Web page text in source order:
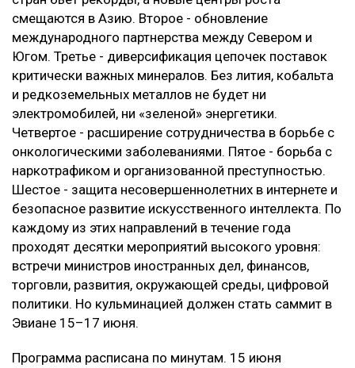
смещаются в Азию. Второе - обновление
международного партнерства между Севером и
Югом. Третье - диверсификация цепочек поставок
критически важных минералов. Без лития, кобальта
и редкоземельных металлов не будет ни
электромобилей, ни «зеленой» энергетики.
Четвертое - расширение сотрудничества в борьбе с
онкологическими заболеваниями. Пятое - борьба с
наркотрафиком и организованной преступностью.
Шестое - защита несовершеннолетних в интернете и
безопасное развитие искусственного интеллекта. По
каждому из этих направлений в течение года
проходят десятки мероприятий высокого уровня:
встречи министров иностранных дел, финансов,
торговли, развития, окружающей среды, цифровой
политики. Но кульминацией должен стать саммит в
Эвиане 15–17 июня.
Программа расписана по минутам. 15 июня